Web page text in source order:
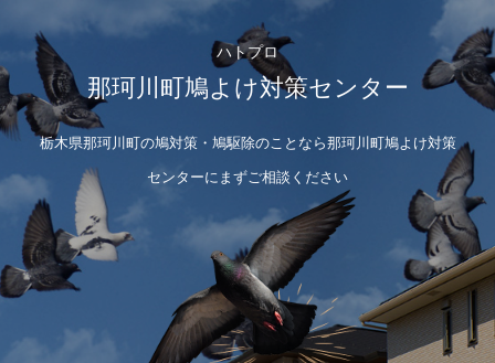
ハトプロ
那珂川町鳩よけ対策センター
栃木県那珂川町の鳩対策・鳩駆除のことなら那珂川町鳩よけ対策
センターにまずご相談ください